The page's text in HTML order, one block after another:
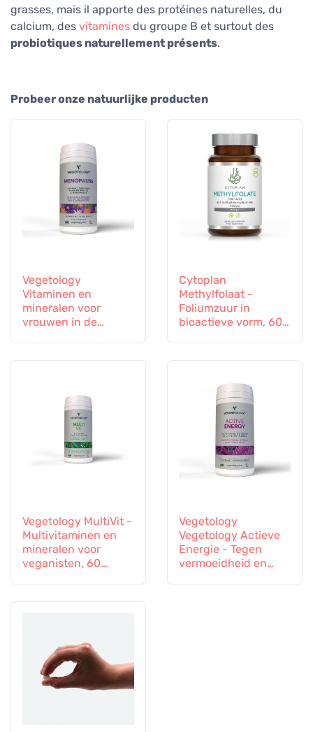
grasses, mais il apporte des protéines naturelles, du
calcium, des vitamines du groupe B et surtout des
probiotiques naturellement présents.
Probeer onze natuurlijke producten
Vegetology
Vitaminen en
mineralen voor
vrouwen in de
Cytoplan
Methylfolaat -
Foliumzuur in
bioactieve vorm, 60
Vegetology MultiVit -
Multivitaminen en
mineralen voor
veganisten, 60
Vegetology
Vegetology Actieve
Energie - Tegen
vermoeidheid en